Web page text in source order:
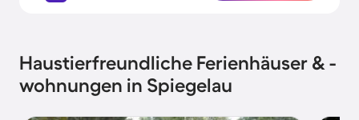
Haustierfreundliche Ferienhäuser & -
wohnungen in Spiegelau